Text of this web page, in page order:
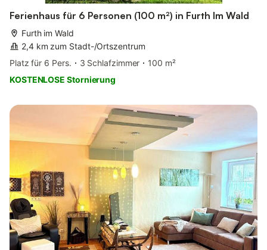
Ferienhaus für 6 Personen (100 m²) in Furth Im Wald
Furth im Wald
2,4 km zum Stadt-/Ortszentrum
Platz für 6 Pers.
3 Schlafzimmer
100 m²
KOSTENLOSE Stornierung